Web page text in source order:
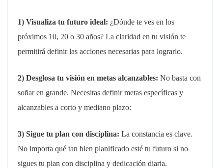
1) Visualiza tu futuro ideal: ¿Dónde te ves en los
próximos 10, 20 o 30 años? La claridad en tu visión te
permitirá definir las acciones necesarias para lograrlo.
2) Desglosa tu visión en metas alcanzables: No basta con
soñar en grande. Necesitas definir metas específicas y
alcanzables a corto y mediano plazo:
3) Sigue tu plan con disciplina: La constancia es clave.
No importa qué tan bien planificado esté tu futuro si no
sigues tu plan con disciplina y dedicación diaria.